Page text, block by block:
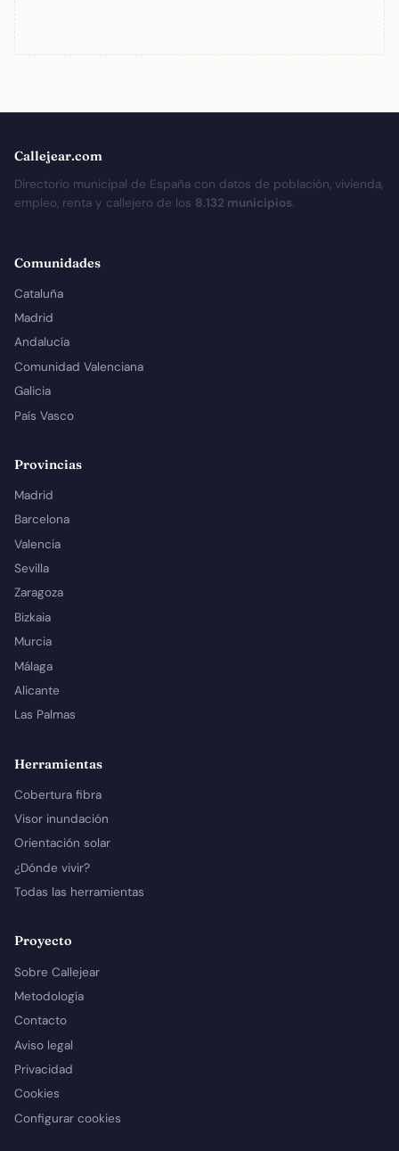
Callejear.com
Directorio municipal de España con datos de población, vivienda,
empleo, renta y callejero de los 8.132 municipios.
Comunidades
Cataluña
Madrid
Andalucía
Comunidad Valenciana
Galicia
País Vasco
Provincias
Madrid
Barcelona
Valencia
Sevilla
Zaragoza
Bizkaia
Murcia
Málaga
Alicante
Las Palmas
Herramientas
Cobertura fibra
Visor inundación
Orientación solar
¿Dónde vivir?
Todas las herramientas
Proyecto
Sobre Callejear
Metodología
Contacto
Aviso legal
Privacidad
Cookies
Configurar cookies